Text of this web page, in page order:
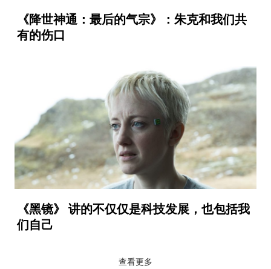
《降世神通：最后的气宗》：朱克和我们共
有的伤口
《黑镜》 讲的不仅仅是科技发展，也包括我
们自己
查看更多